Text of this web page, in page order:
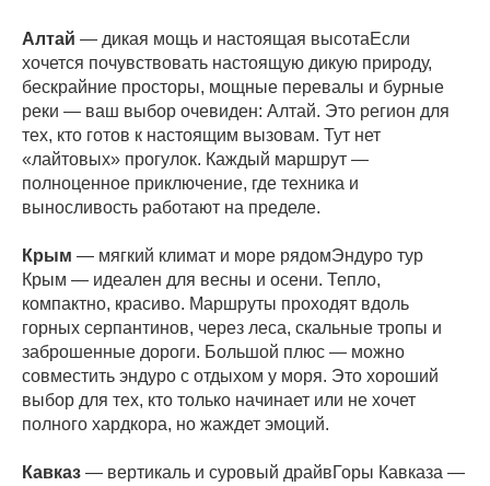
Алтай — дикая мощь и настоящая высотаЕсли
хочется почувствовать настоящую дикую природу,
бескрайние просторы, мощные перевалы и бурные
реки — ваш выбор очевиден: Алтай. Это регион для
тех, кто готов к настоящим вызовам. Тут нет
«лайтовых» прогулок. Каждый маршрут —
полноценное приключение, где техника и
выносливость работают на пределе.
Крым — мягкий климат и море рядомЭндуро тур
Крым — идеален для весны и осени. Тепло,
компактно, красиво. Маршруты проходят вдоль
горных серпантинов, через леса, скальные тропы и
заброшенные дороги. Большой плюс — можно
совместить эндуро с отдыхом у моря. Это хороший
выбор для тех, кто только начинает или не хочет
полного хардкора, но жаждет эмоций.
Кавказ — вертикаль и суровый драйвГоры Кавказа —